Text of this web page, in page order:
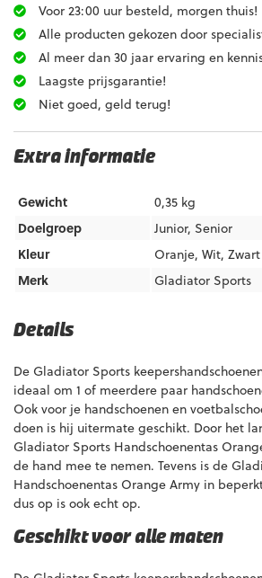
Voor 23:00 uur besteld, morgen thuis!
Alle producten gekozen door
Al meer dan 30 jaar ervaring en
Laagste prijsgarantie!
Niet goed, geld terug!
Extra informatie
Gewicht
0,35 kg
Doelgroep
Junior, Senior
Kleur
Oranje, Wit, Zwart
Merk
Gladiator Sports
Details
De Gladiator Sports
ideaal om 1 of meerdere paar
Ook voor je handschoenen en
doen is hij uitermate geschikt. Door het
Gladiator Sports Handschoenentas
de hand mee te nemen. Tevens is de
Handschoenentas Orange Army in
dus op is ook echt op.
Geschikt voor alle maten